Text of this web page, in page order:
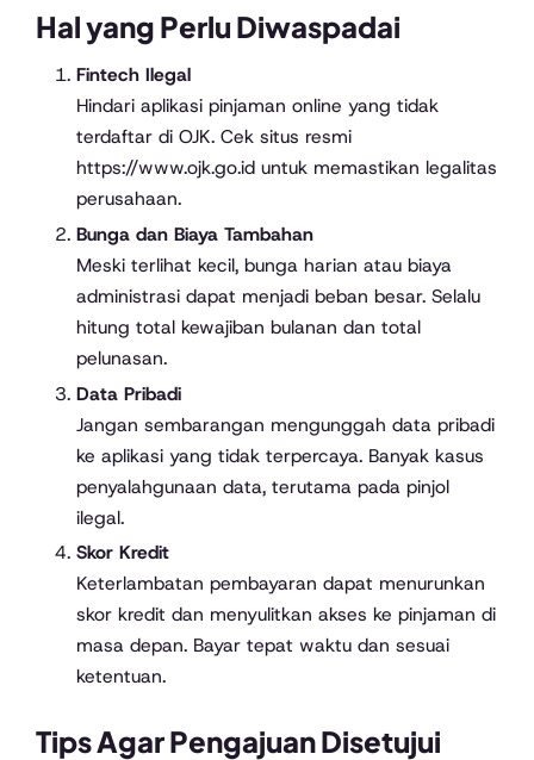
Hal yang Perlu Diwaspadai
Fintech Ilegal
Hindari aplikasi pinjaman online yang tidak
terdaftar di OJK. Cek situs resmi
https://www.ojk.go.iduntuk memastikan legalitas
perusahaan.
Bunga dan Biaya Tambahan
Meski terlihat kecil, bunga harian atau biaya
administrasi dapat menjadi beban besar. Selalu
hitung total kewajiban bulanan dan total
pelunasan.
Data Pribadi
Jangan sembarangan mengunggah data pribadi
ke aplikasi yang tidak terpercaya. Banyak kasus
penyalahgunaan data, terutama pada pinjol
ilegal.
Skor Kredit
Keterlambatan pembayaran dapat menurunkan
skor kredit dan menyulitkan akses ke pinjaman di
masa depan. Bayar tepat waktu dan sesuai
ketentuan.
Tips Agar Pengajuan Disetujui